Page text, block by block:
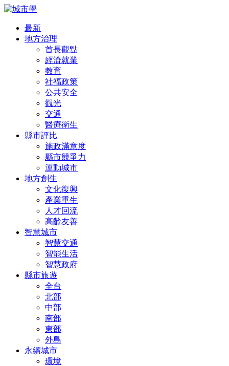
最新
地方治理
首長觀點
經濟就業
教育
社福政策
公共安全
觀光
交通
醫療衛生
縣市評比
施政滿意度
縣市競爭力
運動城市
地方創生
文化復興
產業重生
人才回流
高齡友善
智慧城市
智慧交通
智能生活
智慧政府
縣市旅遊
全台
北部
中部
南部
東部
外島
永續城市
環境